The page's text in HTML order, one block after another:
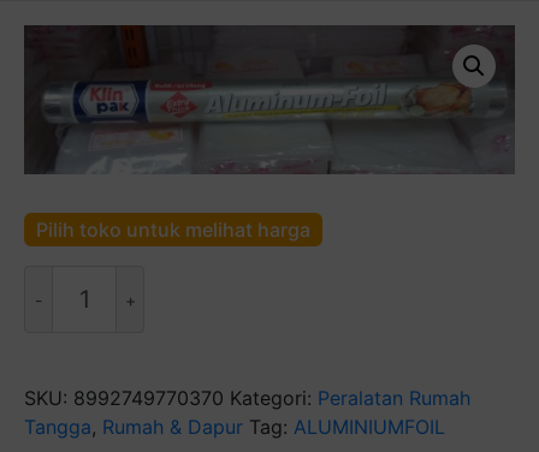
Pilih toko untuk melihat harga
Klinpak
SKU: 8992749770370 Kategori: Peralatan Rumah
Tangga, Rumah & Dapur Tag: ALUMINIUMFOIL